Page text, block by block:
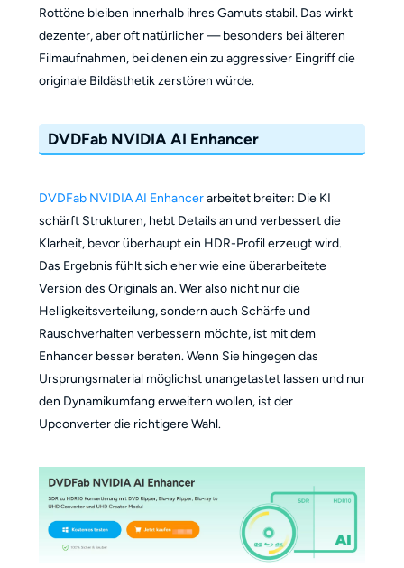
Rottöne bleiben innerhalb ihres Gamuts stabil. Das wirkt
dezenter, aber oft natürlicher — besonders bei älteren
Filmaufnahmen, bei denen ein zu aggressiver Eingriff die
originale Bildästhetik zerstören würde.
DVDFab NVIDIA AI Enhancer
DVDFab NVIDIA AI Enhancerarbeitet breiter: Die KI
schärft Strukturen, hebt Details an und verbessert die
Klarheit, bevor überhaupt ein HDR-Profil erzeugt wird.
Das Ergebnis fühlt sich eher wie eine überarbeitete
Version des Originals an. Wer also nicht nur die
Helligkeitsverteilung, sondern auch Schärfe und
Rauschverhalten verbessern möchte, ist mit dem
Enhancer besser beraten. Wenn Sie hingegen das
Ursprungsmaterial möglichst unangetastet lassen und nur
den Dynamikumfang erweitern wollen, ist der
Upconverter die richtigere Wahl.